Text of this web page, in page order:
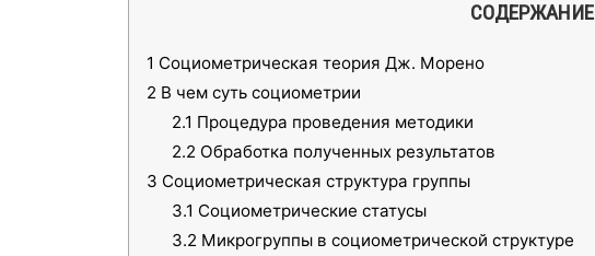
СОДЕРЖАНИЕ
1 Социометрическая теория Дж. Морено
2 В чем суть социометрии
2.1 Процедура проведения методики
2.2 Обработка полученных результатов
3 Социометрическая структура группы
3.1 Социометрические статусы
3.2 Микрогруппы в социометрической структуре